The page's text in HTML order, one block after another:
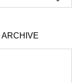
ARCHIVE